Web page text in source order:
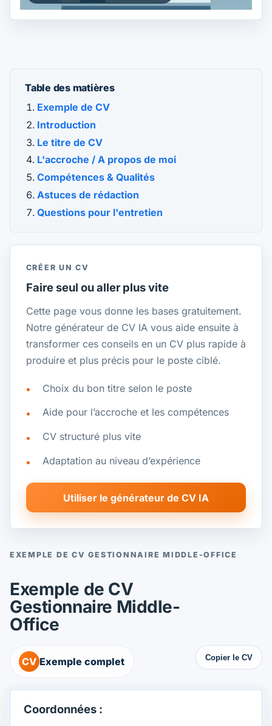
EXEMPLE DE CV GESTIONNAIRE MIDDLE-OFFICE
Exemple de CV
Gestionnaire Middle-
Office
CV Exemple complet Copier le CV
Coordonnées :
Table des matières
Exemple de CV
Introduction
Le titre de CV
L'accroche / A propos de moi
Compétences & Qualités
Astuces de rédaction
Questions pour l'entretien
CRÉER UN CV
Faire seul ou aller plus vite
Cette page vous donne les bases gratuitement.
Notre générateur de CV IA vous aide ensuite à
transformer ces conseils en un CV plus rapide à
produire et plus précis pour le poste ciblé.
Choix du bon titre selon le poste
Aide pour l’accroche et les compétences
CV structuré plus vite
Adaptation au niveau d’expérience
Utiliser le générateur de CV IA